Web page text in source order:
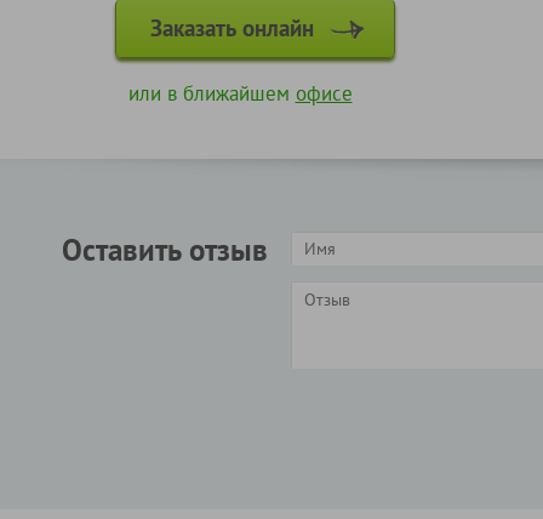
Заказать онлайн
или в ближайшем офисе
Оставить отзыв